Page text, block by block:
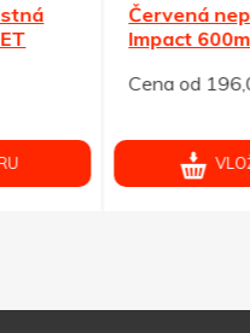
Červená nepropustná
Impact 600ml RPET
Cena od 196,00 Kč
VLOŽIT DO VÝBĚRU